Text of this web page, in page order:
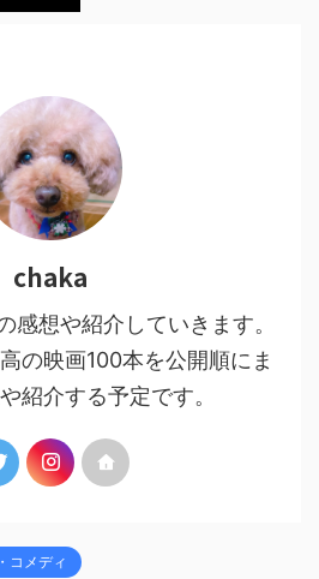
chaka
感想や紹介していきます。
の映画100本を公開順にま
紹介する予定です。
コメディ